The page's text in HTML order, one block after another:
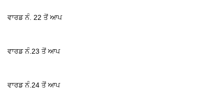
ਵਾਰਡ ਨੰ. 22 ਤੋਂ ਆਪ
ਵਾਰਡ ਨੰ.23 ਤੋਂ ਆਪ
ਵਾਰਡ ਨੰ.24 ਤੋਂ ਆਪ